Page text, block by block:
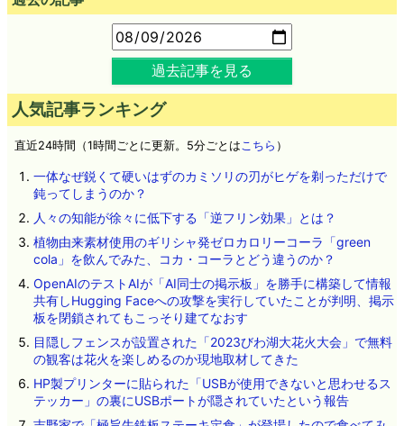
過去記事を見る
人気記事ランキング
直近24時間（1時間ごとに更新。5分ごとは こちら ）
一体なぜ鋭くて硬いはずのカミソリの刃がヒゲを剃っただけで
鈍ってしまうのか？
人々の知能が徐々に低下する「逆フリン効果」とは？
植物由来素材使用のギリシャ発ゼロカロリーコーラ「green
cola」を飲んでみた、コカ・コーラとどう違うのか？
OpenAIのテストAIが「AI同士の掲示板」を勝手に構築して情報
共有しHugging Faceへの攻撃を実行していたことが判明、掲示
板を閉鎖されてもこっそり建てなおす
目隠しフェンスが設置された「2023びわ湖大花火大会」で無料
の観客は花火を楽しめるのか現地取材してきた
HP製プリンターに貼られた「USBが使用できないと思わせるス
テッカー」の裏にUSBポートが隠されていたという報告